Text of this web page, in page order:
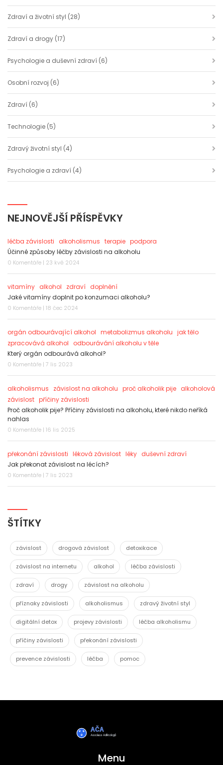
Zdraví a životní styl (28)
Zdraví a drogy (17)
Psychologie a duševní zdraví (6)
Osobní rozvoj (6)
Zdraví (6)
Technologie (5)
Zdravý životní styl (4)
Psychologie a zdraví (4)
NEJNOVĚJŠÍ PŘÍSPĚVKY
léčba závislosti alkoholismus terapie podpora
Účinné způsoby léčby závislosti na alkoholu
0 Komentáře | 23 kvě 2024
vitamíny alkohol zdraví doplnění
Jaké vitamíny doplnit po konzumaci alkoholu?
0 Komentáře | 18 čec 2024
orgán odbourávající alkohol metabolizmus alkoholu jak tělo
zpracovává alkohol
odbourávání alkoholu v těle
Který orgán odbourává alkohol?
0 Komentáře | 7 lis 2023
alkoholismus závislost na alkoholu proč alkoholik pije alkoholová
závislost příčiny závislosti
Proč alkoholik pije? Příčiny závislosti na alkoholu, které nikdo neříká
nahlas
0 Komentáře | 16 lis 2025
překonání závislosti léková závislost léky duševní zdraví
Jak překonat závislost na lécích?
0 Komentáře | 7 lis 2023
ŠTÍTKY
závislost drogová závislost detoxikace
závislost na internetu alkohol léčba závislosti
zdraví drogy závislost na alkoholu
příznaky závislosti alkoholismus zdravý životní styl
digitální detox projevy závislosti léčba alkoholismu
příčiny závislosti překonání závislosti
prevence závislosti léčba pomoc
Menu